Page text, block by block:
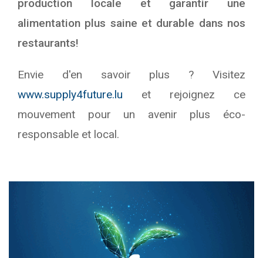
production locale et garantir une
alimentation plus saine et durable dans nos
restaurants!
Envie d'en savoir plus ? Visitez
www.supply4future.lu et rejoignez ce
mouvement pour un avenir plus éco-
responsable et local.